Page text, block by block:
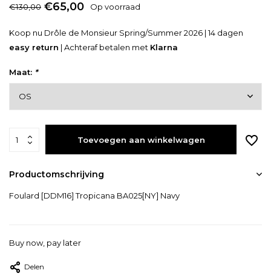
€130,00 €65,00 Op voorraad
Koop nu Drôle de Monsieur Spring/Summer 2026 | 14 dagen
easy return | Achteraf betalen met Klarna
Maat: *
Toevoegen aan winkelwagen
Productomschrijving
Foulard [DDM16] Tropicana BA025[NY] Navy
Buy now, pay later
Delen